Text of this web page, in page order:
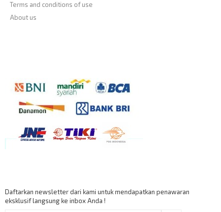
Terms and conditions of use
About us
Daftarkan newsletter dari kami untuk mendapatkan penawaran
eksklusif langsung ke inbox Anda !